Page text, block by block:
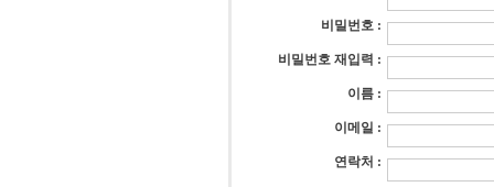
비밀번호 :
비밀번호 재입력 :
이름 :
이메일 :
연락처 :